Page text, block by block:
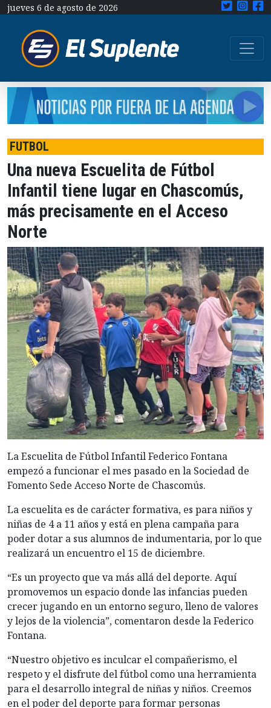
jueves 6 de agosto de 2026
FUTBOL
Una nueva Escuelita de Fútbol
Infantil tiene lugar en Chascomús,
más precisamente en el Acceso
Norte
La Escuelita de Fútbol Infantil Federico Fontana
empezó a funcionar el mes pasado en la Sociedad de
Fomento Sede Acceso Norte de Chascomús.
La escuelita es de carácter formativa, es para niños y
niñas de 4 a 11 años y está en plena campaña para
poder dotar a sus alumnos de indumentaria, por lo que
realizará un encuentro el 15 de diciembre.
“Es un proyecto que va más allá del deporte. Aquí
promovemos un espacio donde las infancias pueden
crecer jugando en un entorno seguro, lleno de valores
y lejos de la violencia”, comentaron desde la Federico
Fontana.
“Nuestro objetivo es inculcar el compañerismo, el
respeto y el disfrute del fútbol como una herramienta
para el desarrollo integral de niñas y niños. Creemos
en el poder del deporte para formar personas